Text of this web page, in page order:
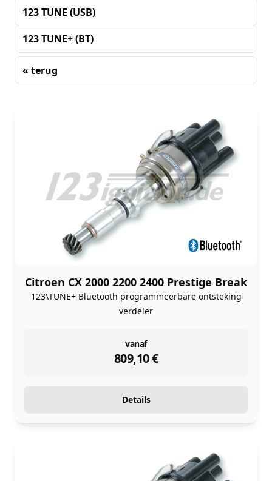
123 TUNE (USB)
123 TUNE+ (BT)
« terug
Citroen CX 2000 2200 2400 Prestige Break
123\TUNE+ Bluetooth programmeerbare ontsteking
verdeler
vanaf
809,10€
instock
Details